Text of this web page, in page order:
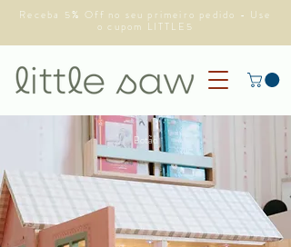
Receba 5% Off no seu primeiro pedido - Use
o cupom LITTLE5
Botão